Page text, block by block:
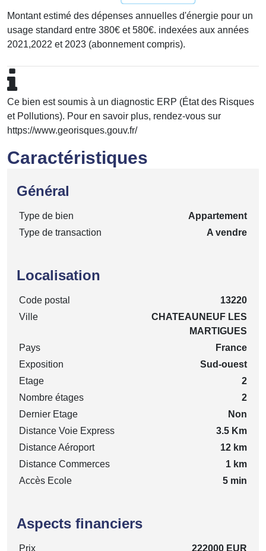
Montant estimé des dépenses annuelles d'énergie pour un
usage standard entre 380€ et 580€. indexées aux années
2021,2022 et 2023 (abonnement compris).
Ce bien est soumis à un diagnostic ERP (État des Risques
et Pollutions). Pour en savoir plus, rendez-vous sur
https://www.georisques.gouv.fr/
Caractéristiques
Général
Type de bien
Appartement
Type de transaction
A vendre
Localisation
Code postal
13220
Ville
CHATEAUNEUF LES
MARTIGUES
Pays
France
Exposition
Sud-ouest
Etage
2
Nombre étages
2
Dernier Etage
Non
Distance Voie Express
3.5 Km
Distance Aéroport
12 km
Distance Commerces
1 km
Accès Ecole
5 min
Aspects financiers
Prix
222000 EUR